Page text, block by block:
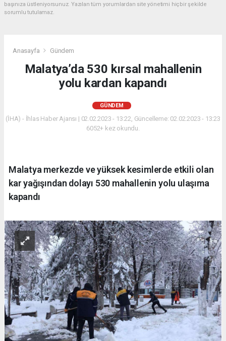
başınıza üstleniyorsunuz. Yazılan tüm yorumlardan site yönetimi hiçbir şekilde
sorumlu tutulamaz.
Anasayfa Gündem
Malatya’da 530 kırsal mahallenin
yolu kardan kapandı
GÜNDEM
(İHA) - İhlas Haber Ajansı | 02.02.2023 - 13:22, Güncelleme: 02.02.2023 - 13:23
6052+ kez okundu.
Malatya merkezde ve yüksek kesimlerde etkili olan
kar yağışından dolayı 530 mahallenin yolu ulaşıma
kapandı